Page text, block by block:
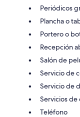
Periódicos
Plancha o
Portero o
Recepción
Salón de
Servicio de
Servicio de
Servicios de
Teléfono